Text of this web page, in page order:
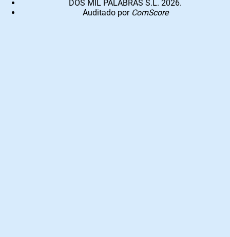
DOS MIL PALABRAS S.L. 2026.
Auditado por ComScore